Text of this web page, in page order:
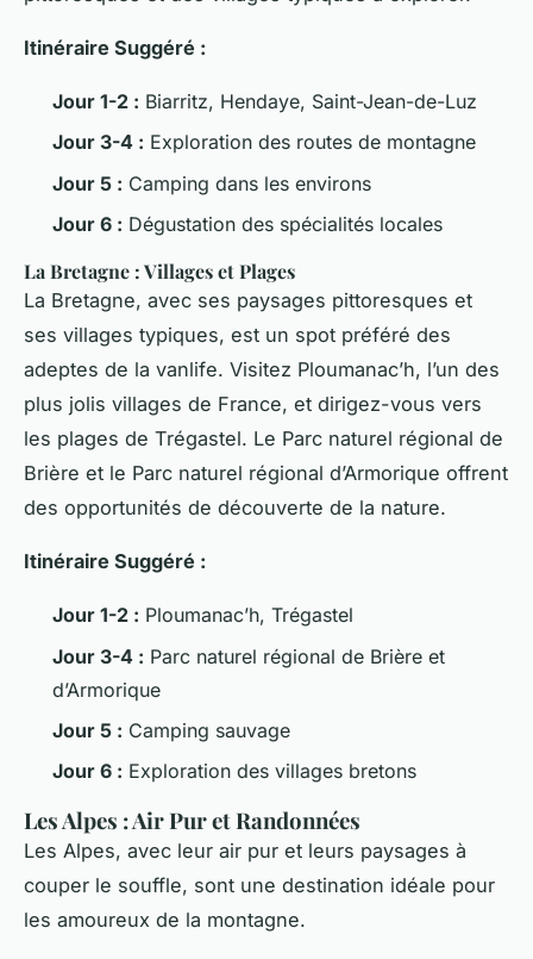
Itinéraire Suggéré :
Jour 1-2 : Biarritz, Hendaye, Saint-Jean-de-Luz
Jour 3-4 : Exploration des routes de montagne
Jour 5 : Camping dans les environs
Jour 6 : Dégustation des spécialités locales
La Bretagne : Villages et Plages
La Bretagne, avec ses paysages pittoresques et
ses villages typiques, est un spot préféré des
adeptes de la vanlife. Visitez Ploumanac’h, l’un des
plus jolis villages de France, et dirigez-vous vers
les plages de Trégastel. Le Parc naturel régional de
Brière et le Parc naturel régional d’Armorique offrent
des opportunités de découverte de la nature.
Itinéraire Suggéré :
Jour 1-2 : Ploumanac’h, Trégastel
Jour 3-4 : Parc naturel régional de Brière et
d’Armorique
Jour 5 : Camping sauvage
Jour 6 : Exploration des villages bretons
Les Alpes : Air Pur et Randonnées
Les Alpes, avec leur air pur et leurs paysages à
couper le souffle, sont une destination idéale pour
les amoureux de la montagne.